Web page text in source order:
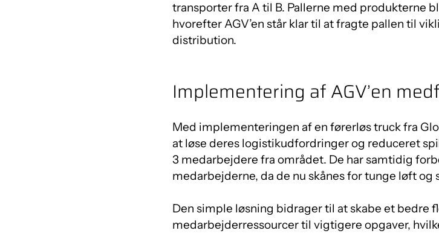
transporter fra A til B. Pallerne med produkterne
hvorefter AGV’en står klar til at fragte pallen til
distribution.
Implementering af AGV’en
Med implementeringen af en førerløs truck fra
at løse deres logistikudfordringer og reduceret
3 medarbejdere fra området. De har samtidig
medarbejderne, da de nu skånes for tunge løft og
Den simple løsning bidrager til at skabe et bedre
medarbejderressourcer til vigtigere opgaver,